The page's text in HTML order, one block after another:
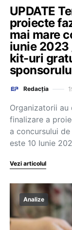
UPDATE
proiecte
mai mare
iunie
kit-uri
Redacția
Organizatorii au
finalizare a
a concursului
este 10 Iunie
Vezi articolul
Analize